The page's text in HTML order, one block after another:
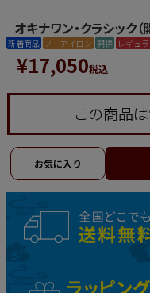
オキナワン・クラシック（
新着商品 ノーアイロン 開襟 レギュ
¥17,050税込
この商品は